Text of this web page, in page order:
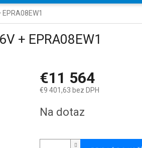
+ EPRA08EW1
€11 564
€9 401,63 bez DPH
cena:
Na dotaz